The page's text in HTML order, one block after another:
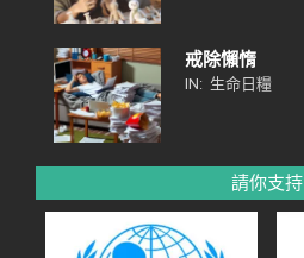
戒除懶惰
IN: 生命日糧
請你支持